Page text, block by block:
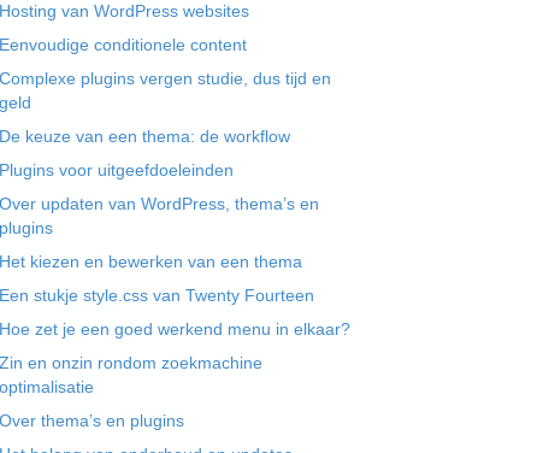
Hosting van WordPress websites
Eenvoudige conditionele content
Complexe plugins vergen studie, dus tijd en
geld
De keuze van een thema: de workflow
Plugins voor uitgeefdoeleinden
Over updaten van WordPress, thema’s en
plugins
Het kiezen en bewerken van een thema
Een stukje style.css van Twenty Fourteen
Hoe zet je een goed werkend menu in elkaar?
Zin en onzin rondom zoekmachine
optimalisatie
Over thema’s en plugins